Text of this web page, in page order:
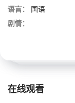
语言：
国语
剧情：
在线观看